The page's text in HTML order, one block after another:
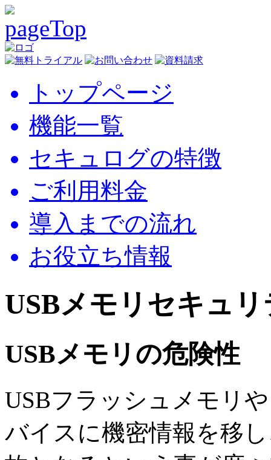
トップページ
機能一覧
セキュログの特徴
ご利用料金
導入までの流れ
お役立ち情報
USBメモリセキュ
USBメモリの危険性
USBフラッシュメモリ
バイスに機密情報を移